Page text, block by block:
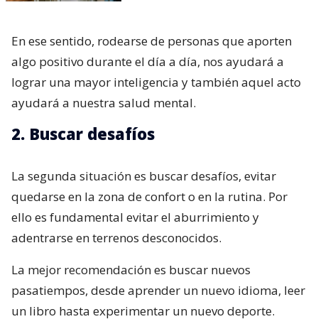
En ese sentido, rodearse de personas que aporten
algo positivo durante el día a día, nos ayudará a
lograr una mayor inteligencia y también aquel acto
ayudará a nuestra salud mental.
2. Buscar desafíos
La segunda situación es buscar desafíos, evitar
quedarse en la zona de confort o en la rutina. Por
ello es fundamental evitar el aburrimiento y
adentrarse en terrenos desconocidos.
La mejor recomendación es buscar nuevos
pasatiempos, desde aprender un nuevo idioma, leer
un libro hasta experimentar un nuevo deporte.